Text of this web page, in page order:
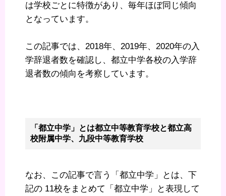
は学校ごとに特徴があり、毎年ほぼ同じ傾向
となっています。
この記事では、2018年、2019年、2020年の入
学辞退者数を確認し、都立中学各校の入学辞
退者数の傾向を考察しています。
「都立中学」とは都立中等教育学校と都立高
校附属中学、九段中等教育学校
なお、この記事で言う「都立中学」とは、下
記の 11校をまとめて「都立中学」と表現して